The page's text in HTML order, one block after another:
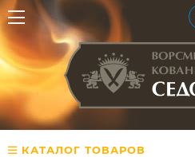
КАТАЛОГ ТОВАРОВ